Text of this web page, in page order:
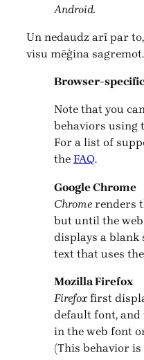
Android.
Un nedaudz arī par
visu mēģina sagremot.
Browser-
Note that you
behaviors using
For a list of
the FAQ.
Google Chrome
Chrome renders
but until the
displays a blank
text that uses
Mozilla Firefox
Firefox first
default font,
in the web font
(This behavior